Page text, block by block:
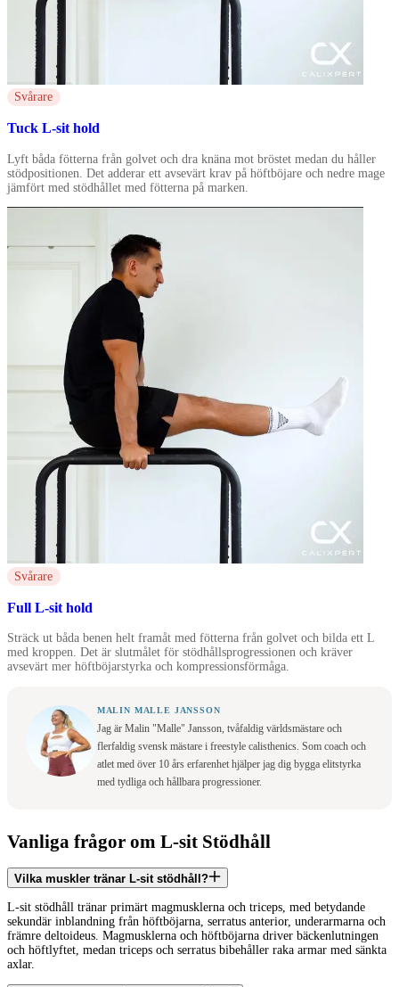
Svårare
Tuck L-sit hold
Lyft båda fötterna från golvet och dra knäna mot bröstet medan du håller
stödpositionen. Det adderar ett avsevärt krav på höftböjare och nedre mage
jämfört med stödhållet med fötterna på marken.
Svårare
Full L-sit hold
Sträck ut båda benen helt framåt med fötterna från golvet och bilda ett L
med kroppen. Det är slutmålet för stödhållsprogressionen och kräver
avsevärt mer höftböjarstyrka och kompressionsförmåga.
MALIN MALLE JANSSON
Jag är Malin "Malle" Jansson, tvåfaldig världsmästare och
flerfaldig svensk mästare i freestyle calisthenics. Som coach och
atlet med över 10 års erfarenhet hjälper jag dig bygga elitstyrka
med tydliga och hållbara progressioner.
Vanliga frågor om L-sit Stödhåll
Vilka muskler tränar L-sit stödhåll?
L-sit stödhåll tränar primärt magmusklerna och triceps, med betydande
sekundär inblandning från höftböjarna, serratus anterior, underarmarna och
främre deltoideus. Magmusklerna och höftböjarna driver bäckenlutningen
och höftlyftet, medan triceps och serratus bibehåller raka armar med sänkta
axlar.